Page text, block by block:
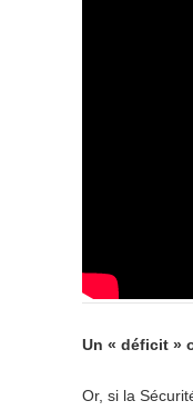
Un « déficit »
Or, si la